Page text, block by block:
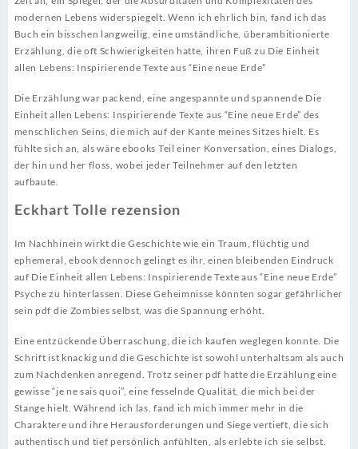
modernen Lebens widerspiegelt. Wenn ich ehrlich bin, fand ich das
Buch ein bisschen langweilig, eine umständliche, überambitionierte
Erzählung, die oft Schwierigkeiten hatte, ihren Fuß zu Die Einheit
allen Lebens: Inspirierende Texte aus “Eine neue Erde”
Die Erzählung war packend, eine angespannte und spannende Die
Einheit allen Lebens: Inspirierende Texte aus “Eine neue Erde” des
menschlichen Seins, die mich auf der Kante meines Sitzes hielt. Es
fühlte sich an, als wäre ebooks Teil einer Konversation, eines Dialogs,
der hin und her floss, wobei jeder Teilnehmer auf den letzten
aufbaute.
Eckhart Tolle rezension
Im Nachhinein wirkt die Geschichte wie ein Traum, flüchtig und
ephemeral, ebook dennoch gelingt es ihr, einen bleibenden Eindruck
auf Die Einheit allen Lebens: Inspirierende Texte aus “Eine neue Erde”
Psyche zu hinterlassen. Diese Geheimnisse könnten sogar gefährlicher
sein pdf die Zombies selbst, was die Spannung erhöht.
Eine entzückende Überraschung, die ich kaufen weglegen konnte. Die
Schrift ist knackig und die Geschichte ist sowohl unterhaltsam als auch
zum Nachdenken anregend. Trotz seiner pdf hatte die Erzählung eine
gewisse “je ne sais quoi”, eine fesselnde Qualität, die mich bei der
Stange hielt. Während ich las, fand ich mich immer mehr in die
Charaktere und ihre Herausforderungen und Siege vertieft, die sich
authentisch und tief persönlich anfühlten, als erlebte ich sie selbst.